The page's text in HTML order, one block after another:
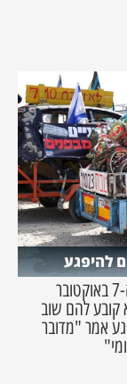
המוסד לביטוח לאומי כופה על נפגעים רבים מה-7 באוקטובר
קובע להם שוב
אמר "מדובר